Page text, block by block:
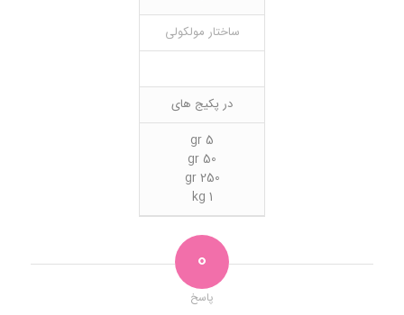
ساختار مولکولی
در پکیج های
5 gr
50 gr
250 gr
1 kg
0
پاسخ